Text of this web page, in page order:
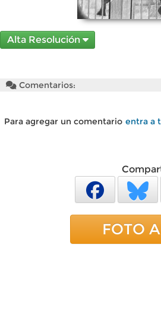
Alta Resolución
Comentarios:
Para agregar un comentario entra a
FOTO